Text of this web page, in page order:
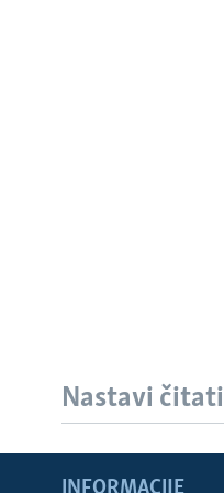
Nastavi čitati
INFORMACIJE